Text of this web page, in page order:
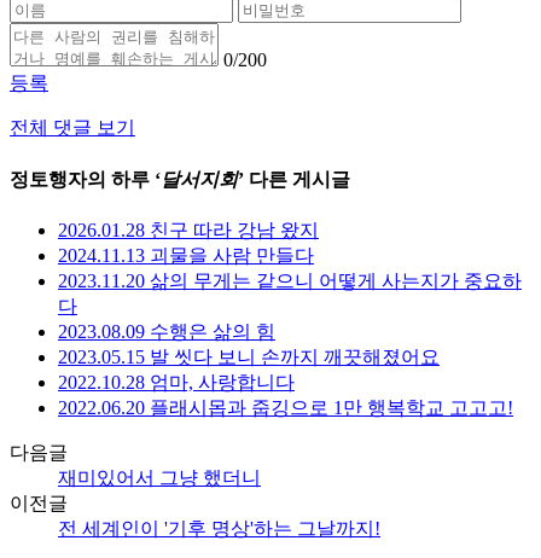
0/200
등록
전체 댓글 보기
정토행자의 하루 ‘달서지회’ 다른 게시글
2026.01.28 친구 따라 강남 왔지
2024.11.13 괴물을 사람 만들다
2023.11.20 삶의 무게는 같으니 어떻게 사는지가 중요하
다
2023.08.09 수행은 삶의 힘
2023.05.15 발 씻다 보니 손까지 깨끗해졌어요
2022.10.28 엄마, 사랑합니다
2022.06.20 플래시몹과 줍깅으로 1만 행복학교 고고고!
다음글
재미있어서 그냥 했더니
이전글
전 세계인이 '기후 명상'하는 그날까지!